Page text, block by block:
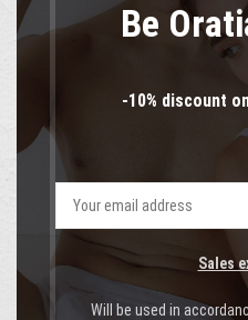
Be
-10% discount
Sales
Will be used in